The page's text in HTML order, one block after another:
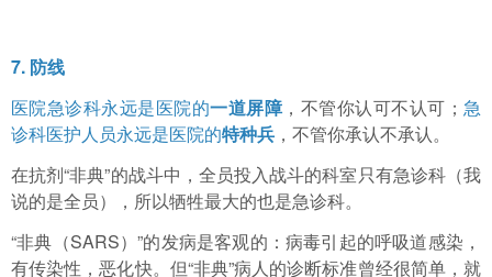
7. 防线
医院急诊科永远是医院的一道屏障，不管你认可不认可； 急
诊科医护人员永远是医院的特种兵 ，不管你承认不承认。
在抗剂“非典”的战斗中，全员投入战斗的科室只有急诊科（我
说的是全员），所以牺牲最大的也是急诊科。
“非典（SARS）”的发病是客观的：病毒引起的呼吸道感染，
有传染性，恶化快。但“非典”病人的诊断标准曾经很简单，就